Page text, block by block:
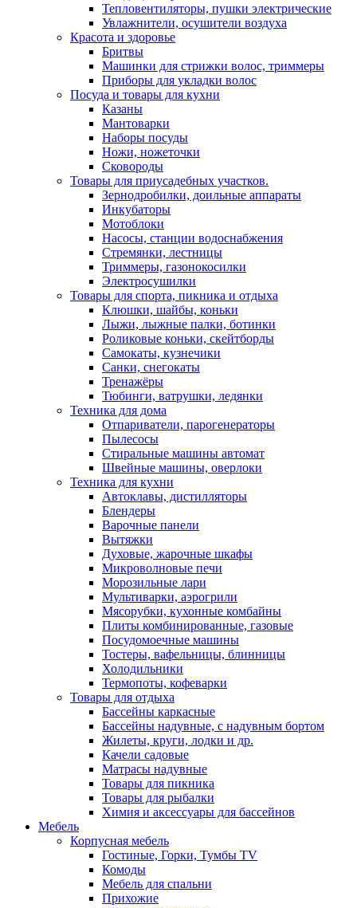
Тепловентиляторы, пушки электрические
Увлажнители, осушители воздуха
Красота и здоровье
Бритвы
Машинки для стрижки волос, триммеры
Приборы для укладки волос
Посуда и товары для кухни
Казаны
Мантоварки
Наборы посуды
Ножи, ножеточки
Сковороды
Товары для приусадебных участков.
Зернодробилки, доильные аппараты
Инкубаторы
Мотоблоки
Насосы, станции водоснабжения
Стремянки, лестницы
Триммеры, газонокосилки
Электросушилки
Товары для спорта, пикника и отдыха
Клюшки, шайбы, коньки
Лыжи, лыжные палки, ботинки
Роликовые коньки, скейтборды
Самокаты, кузнечики
Санки, снегокаты
Тренажёры
Тюбинги, ватрушки, ледянки
Техника для дома
Отпариватели, парогенераторы
Пылесосы
Стиральные машины автомат
Швейные машины, оверлоки
Техника для кухни
Автоклавы, дистилляторы
Блендеры
Варочные панели
Вытяжки
Духовые, жарочные шкафы
Микроволновые печи
Морозильные лари
Мультиварки, аэрогрили
Мясорубки, кухонные комбайны
Плиты комбинированные, газовые
Посудомоечные машины
Тостеры, вафельницы, блинницы
Холодильники
Термопоты, кофеварки
Товары для отдыха
Бассейны каркасные
Бассейны надувные, с надувным бортом
Жилеты, круги, лодки и др.
Качели садовые
Матрасы надувные
Товары для пикника
Товары для рыбалки
Химия и аксессуары для бассейнов
Мебель
Корпусная мебель
Гостиные, Горки, Тумбы TV
Комоды
Мебель для спальни
Прихожие